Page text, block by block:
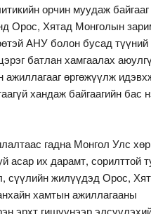
орчин муудаж
Орос, Хятад Монголын
АНУ болон бусад түүний
батлан ​​хамгаалах
өргөжүүлж
хандаж байгаагийн бас
гадна Монгол Улс
асар их дарамт, сорилттой
сүүлийн жилүүдэд Орос,
хамтын ажиллагааны
эрхт гишүүнээр